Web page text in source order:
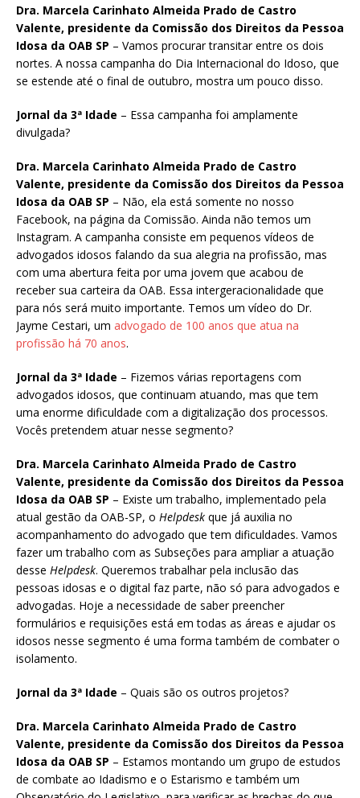
Dra. Marcela Carinhato Almeida Prado de Castro
Valente, presidente da Comissão dos Direitos da Pessoa
Idosa da OAB SP – Vamos procurar transitar entre os dois
nortes. A nossa campanha do Dia Internacional do Idoso, que
se estende até o final de outubro, mostra um pouco disso.
Jornal da 3ª Idade – Essa campanha foi amplamente
divulgada?
Dra. Marcela Carinhato Almeida Prado de Castro
Valente, presidente da Comissão dos Direitos da Pessoa
Idosa da OAB SP – Não, ela está somente no nosso
Facebook, na página da Comissão. Ainda não temos um
Instagram. A campanha consiste em pequenos vídeos de
advogados idosos falando da sua alegria na profissão, mas
com uma abertura feita por uma jovem que acabou de
receber sua carteira da OAB. Essa intergeracionalidade que
para nós será muito importante. Temos um vídeo do Dr.
Jayme Cestari, um advogado de 100 anos que atua na
profissão há 70 anos.
Jornal da 3ª Idade – Fizemos várias reportagens com
advogados idosos, que continuam atuando, mas que tem
uma enorme dificuldade com a digitalização dos processos.
Vocês pretendem atuar nesse segmento?
Dra. Marcela Carinhato Almeida Prado de Castro
Valente, presidente da Comissão dos Direitos da Pessoa
Idosa da OAB SP – Existe um trabalho, implementado pela
atual gestão da OAB-SP, o Helpdesk que já auxilia no
acompanhamento do advogado que tem dificuldades. Vamos
fazer um trabalho com as Subseções para ampliar a atuação
desse Helpdesk. Queremos trabalhar pela inclusão das
pessoas idosas e o digital faz parte, não só para advogados e
advogadas. Hoje a necessidade de saber preencher
formulários e requisições está em todas as áreas e ajudar os
idosos nesse segmento é uma forma também de combater o
isolamento.
Jornal da 3ª Idade – Quais são os outros projetos?
Dra. Marcela Carinhato Almeida Prado de Castro
Valente, presidente da Comissão dos Direitos da Pessoa
Idosa da OAB SP – Estamos montando um grupo de estudos
de combate ao Idadismo e o Estarismo e também um